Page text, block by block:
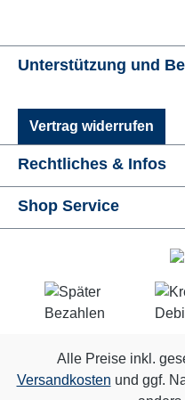
Unterstützung und
Vertrag widerrufen
Rechtliches & Infos
Shop Service
Alle Preise inkl.
Versandkosten und ggf.